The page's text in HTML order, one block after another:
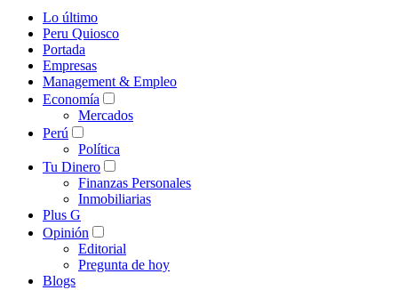
Lo último
Peru Quiosco
Portada
Empresas
Management & Empleo
Economía
Mercados
Perú
Política
Tu Dinero
Finanzas Personales
Inmobiliarias
Plus G
Opinión
Editorial
Pregunta de hoy
Blogs